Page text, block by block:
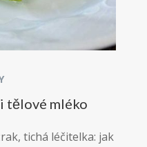
tělové mléko
tichá léčitelka: jak